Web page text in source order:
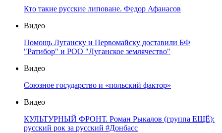
Кто такие русские липоване. Федор Афанасов
Видео
Помощь Луганску и Первомайску доставили БФ
"Ратибор" и РОО "Луганское землячество"
Видео
Союзное государство и «польский фактор»
Видео
КУЛЬТУРНЫЙ ФРОНТ. Роман Рыкалов (группа ЕЩЁ):
русский рок за русский #Донбасс